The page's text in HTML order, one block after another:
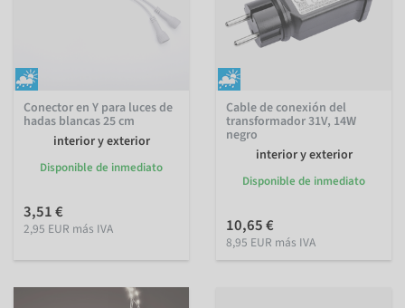
Conector en Y para luces de
hadas blancas 25 cm
interior y exterior
Disponible de inmediato
3,51 €
2,95 EUR más IVA
Cable de conexión del
transformador 31V, 14W
negro
interior y exterior
Disponible de inmediato
10,65 €
8,95 EUR más IVA